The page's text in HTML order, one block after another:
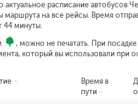
актуальное расписание автобусов
маршрута на все рейсы. Время
44 минуты.
, можно не печатать. При
который вы использовали при
Время в
пути